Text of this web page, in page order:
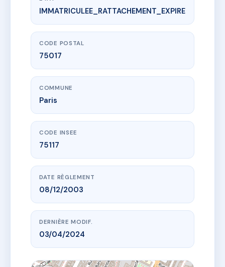
www.vme.plus/AC2584753
SDC 39 rue du Docteur Heulin
39 r du docteur heulin
IMMATRICULEE_RATTACHEMENT_EXPIRE
CODE POSTAL
75017
COMMUNE
Paris
CODE INSEE
75117
DATE RÈGLEMENT
08/12/2003
DERNIÈRE MODIF.
03/04/2024